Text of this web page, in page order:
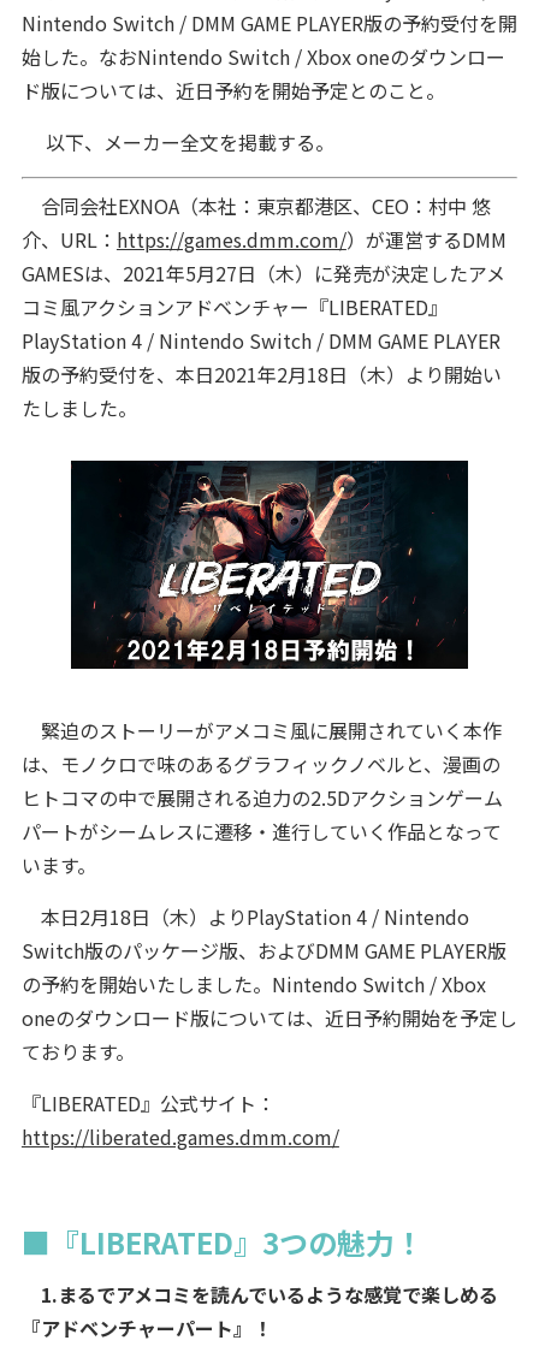
Nintendo Switch / DMM GAME PLAYER版の予約受付を開
始した。なおNintendo Switch / Xbox oneのダウンロー
ド版については、近日予約を開始予定とのこと。
以下、メーカー全文を掲載する。
合同会社EXNOA（本社：東京都港区、CEO：村中 悠
介、URL： https://games.dmm.com/）が運営するDMM
GAMESは、2021年5月27日（木）に発売が決定したアメ
コミ風アクションアドベンチャー『LIBERATED』
PlayStation 4 / Nintendo Switch / DMM GAME PLAYER
版の予約受付を、本日2021年2月18日（木）より開始い
たしました。
緊迫のストーリーがアメコミ風に展開されていく本作
は、モノクロで味のあるグラフィックノベルと、漫画の
ヒトコマの中で展開される迫力の2.5Dアクションゲーム
パートがシームレスに遷移・進行していく作品となって
います。
本日2月18日（木）よりPlayStation 4 / Nintendo
Switch版のパッケージ版、およびDMM GAME PLAYER版
の予約を開始いたしました。Nintendo Switch / Xbox
oneのダウンロード版については、近日予約開始を予定し
ております。
『LIBERATED』公式サイト：
https://liberated.games.dmm.com/
■『LIBERATED』3つの魅力！
1.まるでアメコミを読んでいるような感覚で楽しめる
『アドベンチャーパート』！